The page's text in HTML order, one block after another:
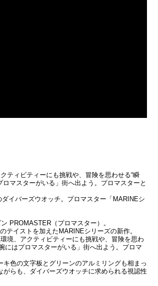
ティビティーにも挑戦や、冒険を思わせる“瞬
マスターがいる」街へ出よう。プロマスターと
イバーズウオッチ。プロマスター「MARINEシ
PROMASTER（プロマスター）。
テイストを加えたMARINEシリーズの新作。
境、アクティビティーにも挑戦や、冒険を思わ
にはプロマスターがいる」街へ出よう。プロマ
色の文字板とグリーンのアルミリングも相まっ
らも、ダイバーズウオッチに求められる視認性